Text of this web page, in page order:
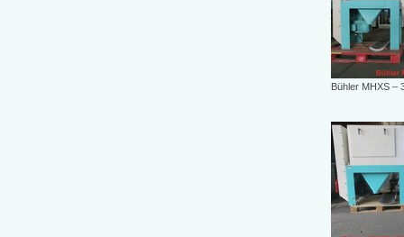
Bühler MHXS –